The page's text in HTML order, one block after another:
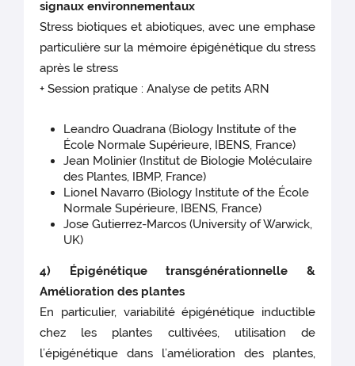
signaux environnementaux
Stress biotiques et abiotiques, avec une emphase
particulière sur la mémoire épigénétique du stress
après le stress
+ Session pratique : Analyse de petits ARN
Leandro Quadrana (Biology Institute of the
École Normale Supérieure, IBENS, France)
Jean Molinier (Institut de Biologie Moléculaire
des Plantes, IBMP, France)
Lionel Navarro (Biology Institute of the École
Normale Supérieure, IBENS, France)
Jose Gutierrez-Marcos (University of Warwick,
UK)
4) Épigénétique transgénérationnelle &
Amélioration des plantes
En particulier, variabilité épigénétique inductible
chez les plantes cultivées, utilisation de
l’épigénétique dans l’amélioration des plantes,